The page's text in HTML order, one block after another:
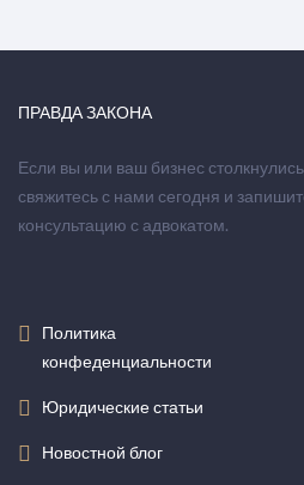
ПРАВДА ЗАКОНА
Если вы или ваш бизнес
свяжитесь с нами сегодня и
консультацию с адвокатом.
Политика
конфеденциальности
Юридические статьи
Новостной блог